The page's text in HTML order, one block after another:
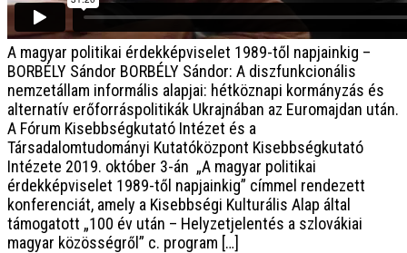
A magyar politikai érdekképviselet 1989-től napjainkig –
BORBÉLY Sándor BORBÉLY Sándor: A diszfunkcionális
nemzetállam informális alapjai: hétköznapi kormányzás és
alternatív erőforráspolitikák Ukrajnában az Euromajdan után.
A Fórum Kisebbségkutató Intézet és a
Társadalomtudományi Kutatóközpont Kisebbségkutató
Intézete 2019. október 3-án „A magyar politikai
érdekképviselet 1989-től napjainkig” címmel rendezett
konferenciát, amely a Kisebbségi Kulturális Alap által
támogatott „100 év után – Helyzetjelentés a szlovákiai
magyar közösségről” c. program […]